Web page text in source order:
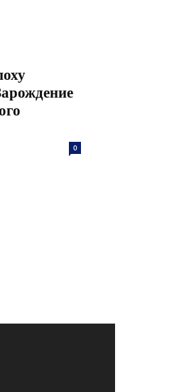
0